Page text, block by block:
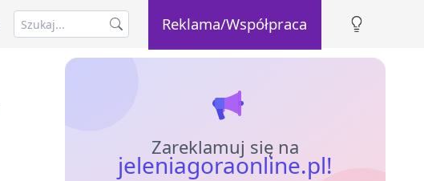
Reklama/Współpraca
Zareklamuj się na
jeleniagoraonline.pl!